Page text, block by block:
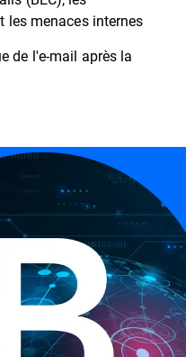
les menaces internes
de l'e-mail après la